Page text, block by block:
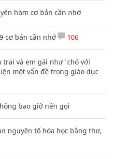
hàm cơ bản cần nhớ
cơ bản cần nhớ 106
trai và em gái như 'chó với
một vấn đề trong giáo dục
bao giờ nên gọi
nguyên tố hóa học bằng thơ,